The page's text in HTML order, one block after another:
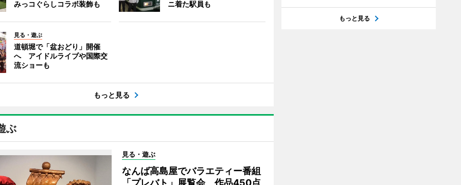
みっコぐらしコラボ装飾も ニ着た駅員も
見る・遊ぶ
道頓堀で「盆おどり」開催
へ アイドルライブや国際交
流ショーも
もっと見る
ぶ
見る・遊ぶ
なんば高島屋でバラエティー番組
「プレバト」展覧会 作品450点
もっと見る